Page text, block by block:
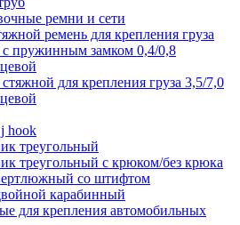
ремни и сети
ремень для крепления груза
с пружинным замком 0,4/0,8
для крепления груза 3,5/7,0
hook
треугольный
треугольный с крюком/без крюка
со штифтом
карабинный
для крепления автомобильных